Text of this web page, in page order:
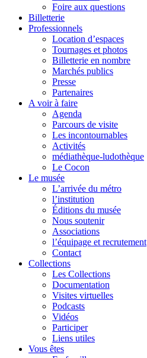
Foire aux questions
Billetterie
Professionnels
Location d’espaces
Tournages et photos
Billetterie en nombre
Marchés publics
Presse
Partenaires
A voir à faire
Agenda
Parcours de visite
Les incontournables
Activités
médiathèque-ludothèque
Le Cocon
Le musée
L’arrivée du métro
l’institution
Éditions du musée
Nous soutenir
Associations
l’équipage et recrutement
Contact
Collections
Les Collections
Documentation
Visites virtuelles
Podcasts
Vidéos
Participer
Liens utiles
Vous êtes